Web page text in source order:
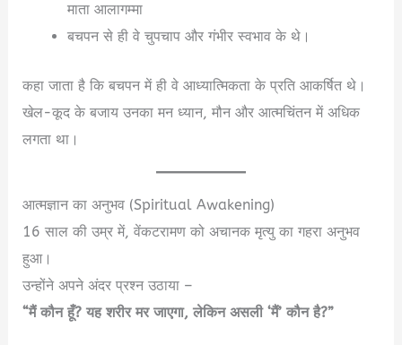
माता आलागम्मा
बचपन से ही वे चुपचाप और गंभीर स्वभाव के थे।
कहा जाता है कि बचपन में ही वे आध्यात्मिकता के प्रति आकर्षित थे।
खेल-कूद के बजाय उनका मन ध्यान, मौन और आत्मचिंतन में अधिक
लगता था।
आत्मज्ञान का अनुभव (Spiritual Awakening)
16 साल की उम्र में, वेंकटरामण को अचानक मृत्यु का गहरा अनुभव
हुआ।
उन्होंने अपने अंदर प्रश्न उठाया –
“मैं कौन हूँ? यह शरीर मर जाएगा, लेकिन असली ‘मैं’ कौन है?”